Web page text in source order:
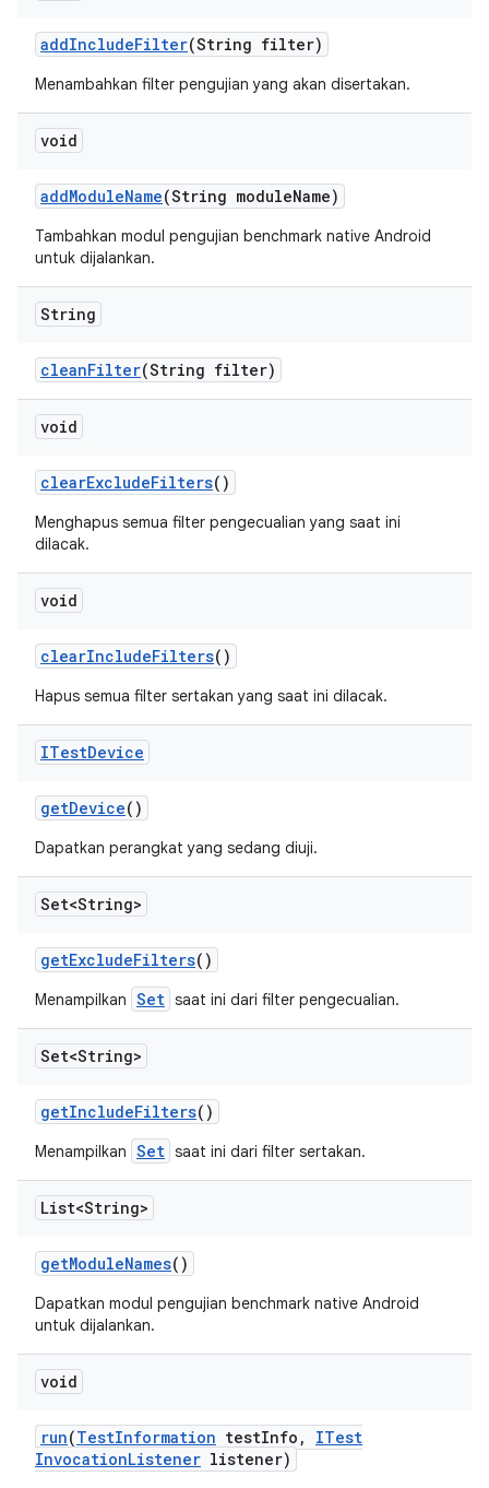
addIncludeFilter(String filter)
Menambahkan filter pengujian yang akan disertakan.
void
addModuleName(String moduleName)
Tambahkan modul pengujian benchmark native Android
untuk dijalankan.
String
cleanFilter(String filter)
void
clearExcludeFilters()
Menghapus semua filter pengecualian yang saat ini
dilacak.
void
clearIncludeFilters()
Hapus semua filter sertakan yang saat ini dilacak.
ITestDevice
getDevice()
Dapatkan perangkat yang sedang diuji.
Set<String>
getExcludeFilters()
Menampilkan Set saat ini dari filter pengecualian.
Set<String>
getIncludeFilters()
Menampilkan Set saat ini dari filter sertakan.
List<String>
getModuleNames()
Dapatkan modul pengujian benchmark native Android
untuk dijalankan.
void
run(TestInformation testInfo ,
ITest
InvocationListener listener)